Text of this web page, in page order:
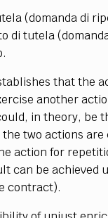
(domanda di
di tutela
that the
another
in theory, be
two actions
action for
can be
contract).